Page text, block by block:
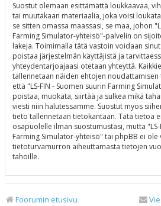
Suostut olemaan esittämättä loukkaavaa,
tai muutakaan materiaalia, joka voisi
se sitten omassa maassasi, se maa, johon
Farming Simulator-yhteisö"-palvelin on
lakeja. Toimimalla tätä vastoin voidaan
poistaa järjestelmän käyttäjistä ja
yhteydentarjoajaasi otetaan yhteyttä.
tallennetaan näiden ehtojen noudattamisen
että "LS-FIN - Suomen suurin Farming
poistaa, muokata, siirtää ja sulkea mikä
viesti niin halutessamme. Suostut myös
tieto tallennetaan tietokantaan. Tätä tietoa
osapuolelle ilman suostumustasi, mutta "LS-
Farming Simulator-yhteisö" tai phpBB ei
tietoturvamurron aiheuttamasta tietojen
tahoille.
Foorumin etusivu